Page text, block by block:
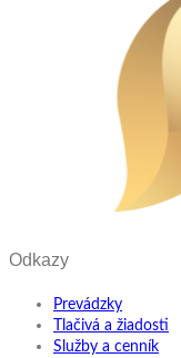
Odkazy
Prevádzky
Tlačivá a žiadosti
Služby a cenník